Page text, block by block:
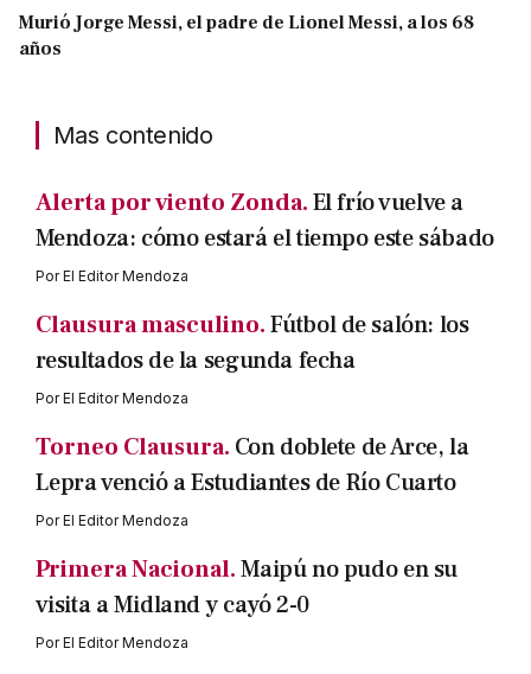
Murió Jorge Messi, el padre de Lionel Messi, a los 68
años
Mas contenido
Alerta por viento Zonda.El frío vuelve a
Mendoza: cómo estará el tiempo este sábado
PorEl Editor Mendoza
Clausura masculino.Fútbol de salón: los
resultados de la segunda fecha
PorEl Editor Mendoza
Torneo Clausura. Con doblete de Arce, la
Lepra venció a Estudiantes de Río Cuarto
PorEl Editor Mendoza
Primera Nacional.Maipú no pudo en su
visita a Midland y cayó 2-0
PorEl Editor Mendoza